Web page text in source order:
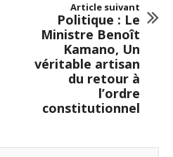
Article suivant
Politique : Le
Ministre Benoît
Kamano, Un
véritable artisan
du retour à
l’ordre
constitutionnel